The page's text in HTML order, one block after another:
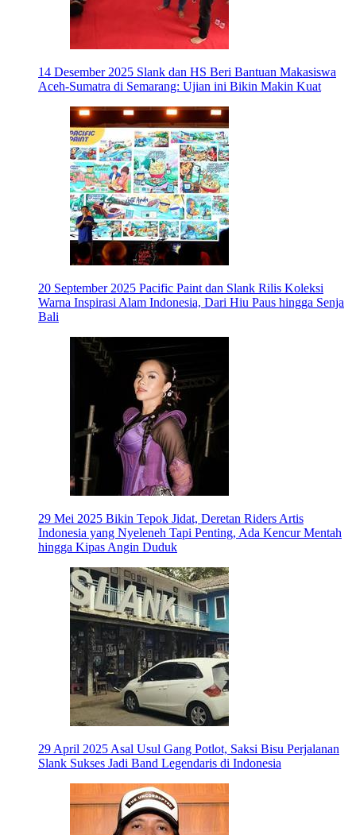
14 Desember 2025 Slank dan HS Beri Bantuan Makasiswa
Aceh-Sumatra di Semarang: Ujian ini Bikin Makin Kuat
20 September 2025 Pacific Paint dan Slank Rilis Koleksi
Warna Inspirasi Alam Indonesia, Dari Hiu Paus hingga Senja
Bali
29 Mei 2025 Bikin Tepok Jidat, Deretan Riders Artis
Indonesia yang Nyeleneh Tapi Penting, Ada Kencur Mentah
hingga Kipas Angin Duduk
29 April 2025 Asal Usul Gang Potlot, Saksi Bisu Perjalanan
Slank Sukses Jadi Band Legendaris di Indonesia